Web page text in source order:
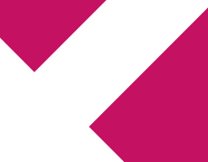
thrillers
Amazon
Bloggmaraton
Min tv-blogg